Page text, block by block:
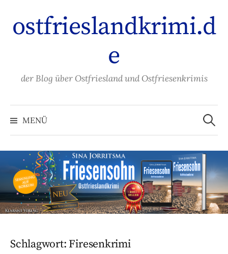
Inhalt
überspringen
ostfrieslandkrimi.d
e
der Blog über Ostfriesland und Ostfriesenkrimis
MENÜ
Suchen
nach:
Schlagwort: Firesenkrimi